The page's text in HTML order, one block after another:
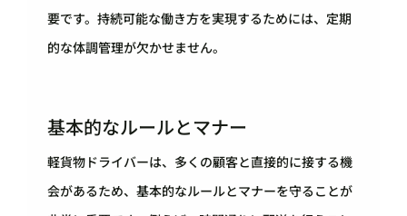
要です。持続可能な働き方を実現するためには、定期
的な体調管理が欠かせません。
基本的なルールとマナー
軽貨物ドライバーは、多くの顧客と直接的に接する機
会があるため、基本的なルールとマナーを守ることが